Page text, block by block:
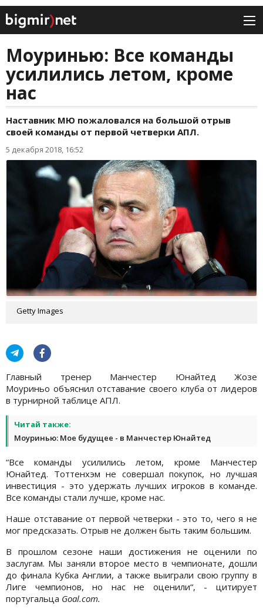
Моуринью: Все команды
усилились летом, кроме
нас
Наставник МЮ пожаловался на большой отрыв
своей команды от первой четверки АПЛ.
5 декабря 2018, 16:52
Getty Images
Главный тренер Манчестер Юнайтед Жозе
Моуриньо объяснил отставание своего клуба от лидеров
в турнирной таблице АПЛ.
Читай также:
Моуринью: Мое будущее - в Манчестер Юнайтед
“Все команды усилились летом, кроме Манчестер
Юнайтед. Тоттенхэм не совершал покупок, но лучшая
инвестиция - это удержать лучших игроков в команде.
Все команды стали лучше, кроме нас.
Наше отставание от первой четверки - это то, чего я не
мог предсказать. Отрыв не должен быть таким большим.
В прошлом сезоне наши достижения не оценили по
заслугам. Мы заняли второе место в чемпионате, дошли
до финала Кубка Англии, а также выиграли свою группу в
Лиге чемпионов, но нас не оценили“, - цитирует
португальца Goal.com.